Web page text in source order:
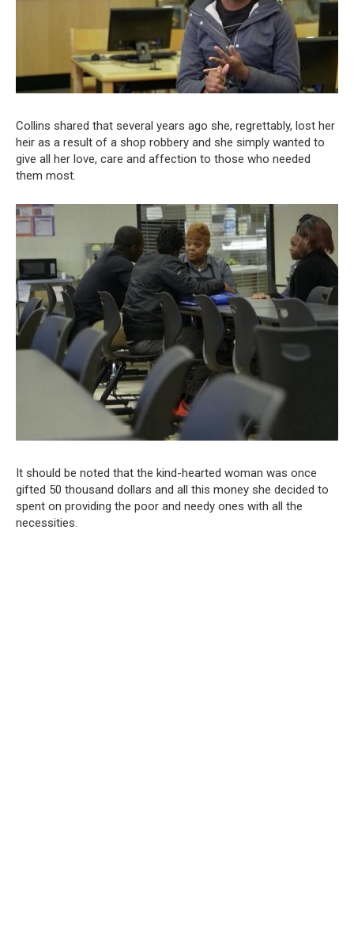
Collins shared that several years ago she, regrettably, lost her
heir as a result of a shop robbery and she simply wanted to
give all her love, care and affection to those who needed
them most.
It should be noted that the kind-hearted woman was once
gifted 50 thousand dollars and all this money she decided to
spent on providing the poor and needy ones with all the
necessities.